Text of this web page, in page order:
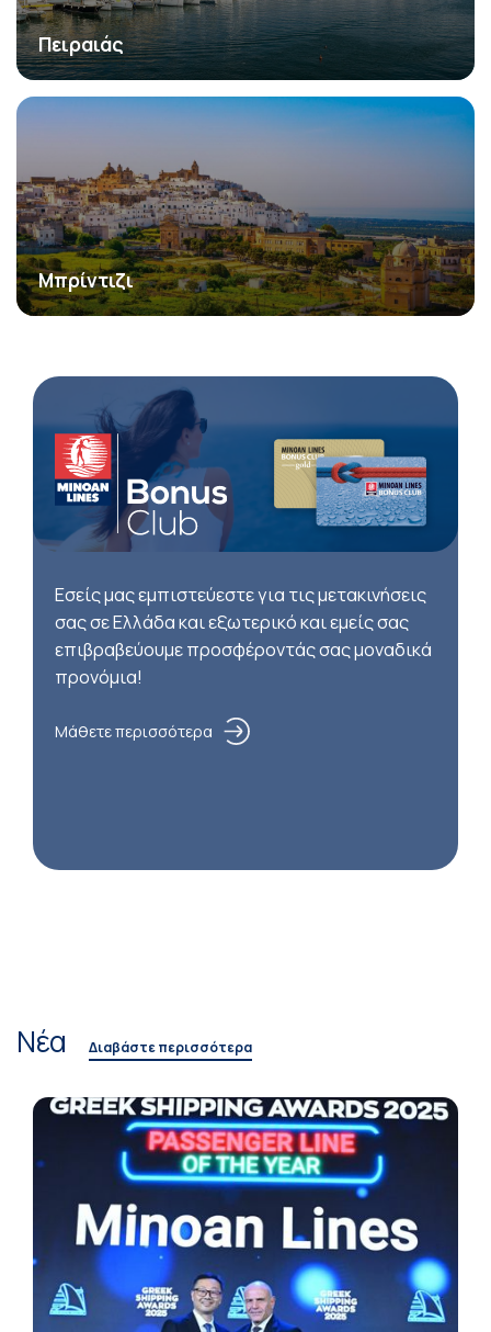
Πειραιάς
Μπρίντιζι
Εσείς μας εμπιστεύεστε για τις μετακινήσεις
σας σε Ελλάδα και εξωτερικό και εμείς σας
επιβραβεύουμε προσφέροντάς σας μοναδικά
προνόμια!
Μάθετε περισσότερα
Νέα Διαβάστε περισσότερα